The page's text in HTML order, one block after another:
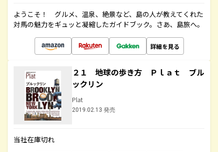
ようこそ！ グルメ、温泉、絶景など、島の人が教えてくれた
対馬の魅力をギュッと凝縮したガイドブック。さあ、島旅へ。
詳細を見る
２１ 地球の歩き方 Ｐｌａｔ ブル
ックリン
Plat
2019.02.13 発売
当社在庫切れ